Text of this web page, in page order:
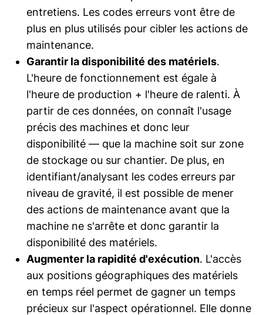
entretiens. Les codes erreurs vont être de
plus en plus utilisés pour cibler les actions de
maintenance.
Garantir la disponibilité des matériels.
L'heure de fonctionnement est égale à
l'heure de production + l'heure de ralenti. À
partir de ces données, on connaît l'usage
précis des machines et donc leur
disponibilité — que la machine soit sur zone
de stockage ou sur chantier. De plus, en
identifiant/analysant les codes erreurs par
niveau de gravité, il est possible de mener
des actions de maintenance avant que la
machine ne s'arrête et donc garantir la
disponibilité des matériels.
Augmenter la rapidité d'exécution. L'accès
aux positions géographiques des matériels
en temps réel permet de gagner un temps
précieux sur l'aspect opérationnel. Elle donne